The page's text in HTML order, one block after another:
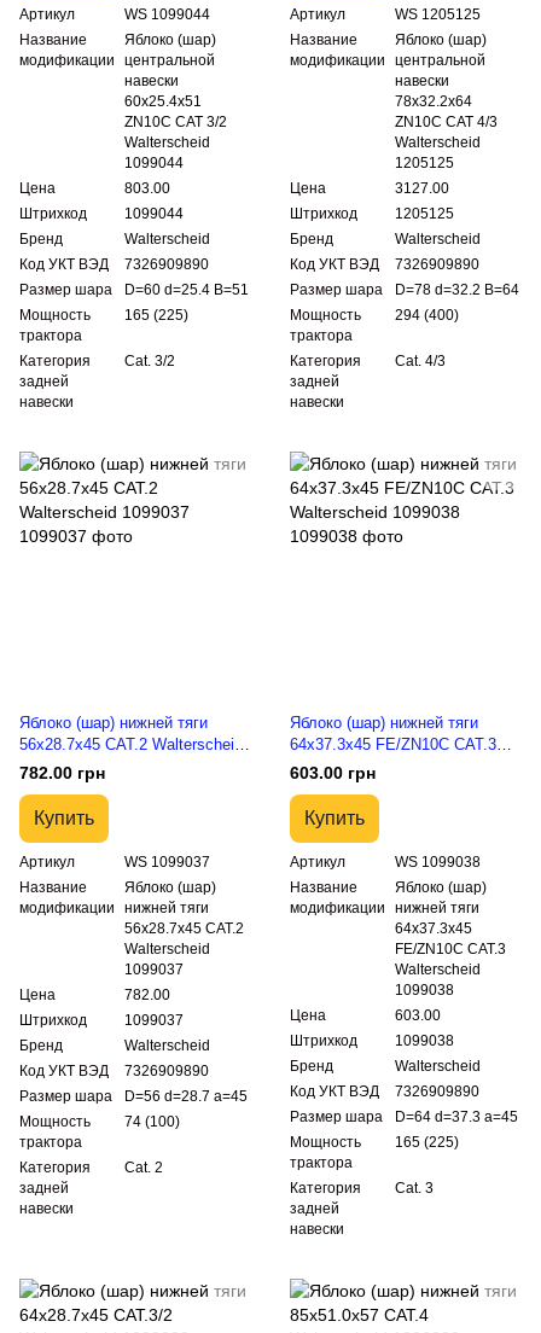
Артикул
WS 1099044
Название
модификации
Яблоко (шар)
центральной
навески
60x25.4x51
ZN10C CAT 3/2
Walterscheid
1099044
Цена
803.00
Штрихкод
1099044
Бренд
Walterscheid
Код УКТ ВЭД
7326909890
Размер шара
D=60 d=25.4 B=51
Мощность
трактора
165 (225)
Категория
задней
навески
Cat. 3/2
Артикул
WS 1205125
Название
модификации
Яблоко (шар)
центральной
навески
78x32.2x64
ZN10C CAT 4/3
Walterscheid
1205125
Цена
3127.00
Штрихкод
1205125
Бренд
Walterscheid
Код УКТ ВЭД
7326909890
Размер шара
D=78 d=32.2 B=64
Мощность
трактора
294 (400)
Категория
задней
навески
Cat. 4/3
Яблоко (шар) нижней тяги
56x28.7x45 CAT.2 Walterscheid
1099037
782.00 грн
Купить
Артикул
WS 1099037
Название
модификации
Яблоко (шар)
нижней тяги
56x28.7x45 CAT.2
Walterscheid
1099037
Цена
782.00
Штрихкод
1099037
Бренд
Walterscheid
Код УКТ ВЭД
7326909890
Размер шара
D=56 d=28.7 a=45
Мощность
трактора
74 (100)
Категория
задней
навески
Cat. 2
Яблоко (шар) нижней тяги
64x37.3x45 FE/ZN10C CAT.3
Walterscheid 1099038
603.00 грн
Купить
Артикул
WS 1099038
Название
модификации
Яблоко (шар)
нижней тяги
64x37.3x45
FE/ZN10C CAT.3
Walterscheid
1099038
Цена
603.00
Штрихкод
1099038
Бренд
Walterscheid
Код УКТ ВЭД
7326909890
Размер шара
D=64 d=37.3 a=45
Мощность
трактора
165 (225)
Категория
задней
навески
Cat. 3